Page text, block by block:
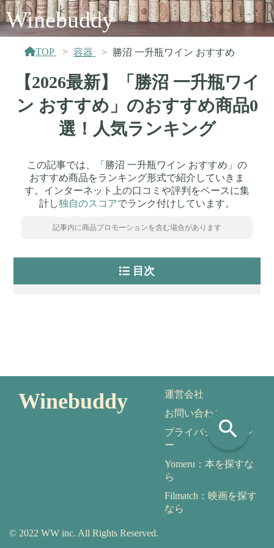
Winebuddy
TOP 容器 勝沼 一升瓶ワイン おすすめ
【2026最新】「勝沼 一升瓶ワイ
ン おすすめ」のおすすめ商品0
選！人気ランキング
この記事では、「勝沼 一升瓶ワイン おすすめ」の
おすすめ商品をランキング形式で紹介していきま
す。インターネット上の口コミや評判をベースに集
計し独自のスコアでランク付けしています。
記事内に商品プロモーションを含む場合があります
目次
search
Winebuddy
運営会社
お問い合わせ
プライバシーポリシ
ー
Yomeru：本を探すな
ら
Filmatch：映画を探す
なら
© 2022 WW inc. All Rights Reserved.